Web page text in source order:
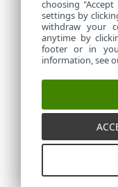
choosing
settings by
withdraw your
anytime by
footer or in
information, see